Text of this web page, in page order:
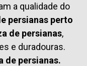
a qualidade do
persianas perto
de persianas,
e duradouras.
de persianas.